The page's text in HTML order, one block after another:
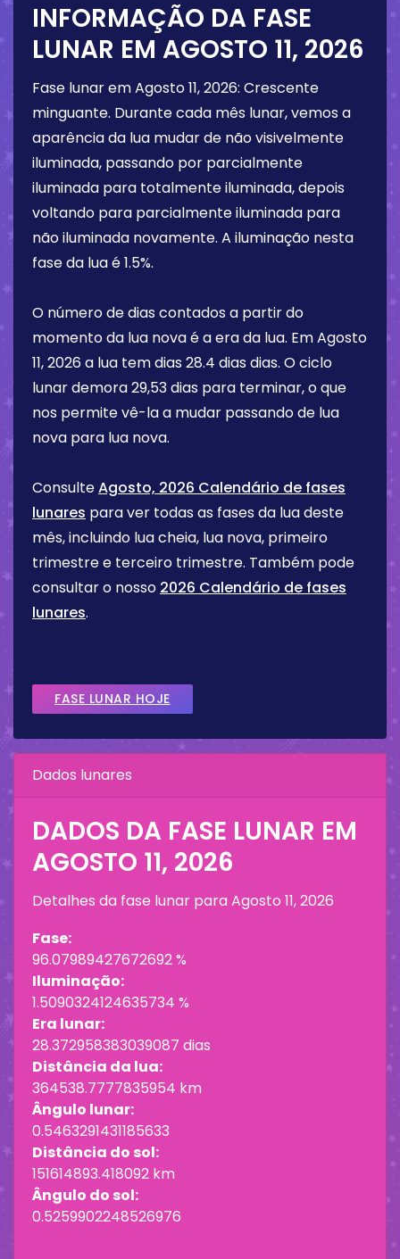
INFORMAÇÃO DA FASE
LUNAR EM AGOSTO 11, 2026
Fase lunar emAgosto 11, 2026: Crescente
minguante. Durante cada mês lunar, vemos a
aparência da lua mudar de não visivelmente
iluminada, passando por parcialmente
iluminada para totalmente iluminada, depois
voltando para parcialmente iluminada para
não iluminada novamente. A iluminação nesta
fase da lua é1.5%.
O número de dias contados a partir do
momento da lua nova é a era da lua. EmAgosto
11, 2026 a lua tem dias 28.4 dias dias. O ciclo
lunar demora 29,53 dias para terminar, o que
nos permite vê-la a mudar passando de lua
nova para lua nova.
ConsulteAgosto, 2026 Calendário de fases
lunares para ver todas as fases da lua deste
mês, incluindo lua cheia, lua nova, primeiro
trimestre e terceiro trimestre. Também pode
consultar o nosso 2026 Calendário de fases
lunares.
FASE LUNAR HOJE
Dados lunares
DADOS DA FASE LUNAR EM
AGOSTO 11, 2026
Detalhes da fase lunar paraAgosto 11, 2026
Fase:
96.07989427672692 %
Iluminação:
1.5090324124635734 %
Era lunar:
28.372958383039087 dias
Distância da lua:
364538.7777835954 km
Ângulo lunar:
0.5463291431185633
Distância do sol:
151614893.418092 km
Ângulo do sol:
0.5259902248526976